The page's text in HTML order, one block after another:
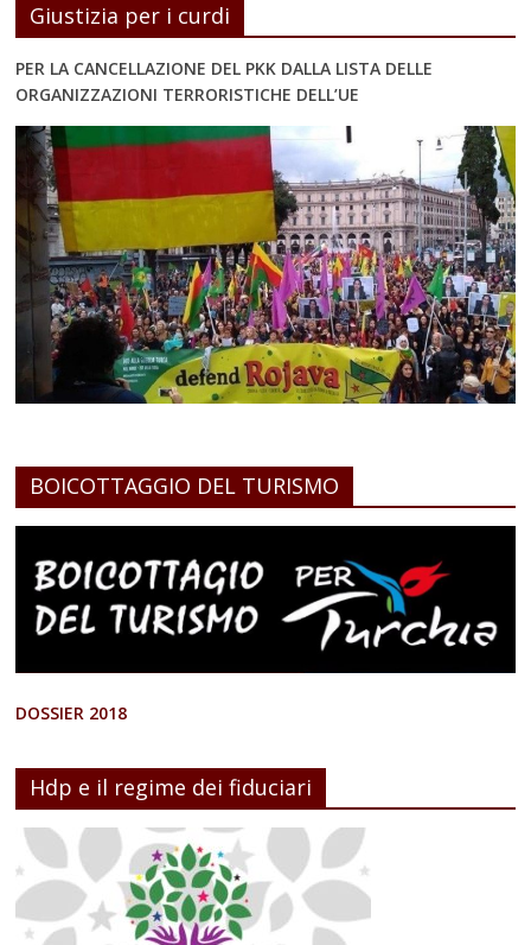
Giustizia per i curdi
PER LA CANCELLAZIONE DEL PKK DALLA LISTA DELLE
ORGANIZZAZIONI TERRORISTICHE DELL’UE
BOICOTTAGGIO DEL TURISMO
DOSSIER 2018
Hdp e il regime dei fiduciari